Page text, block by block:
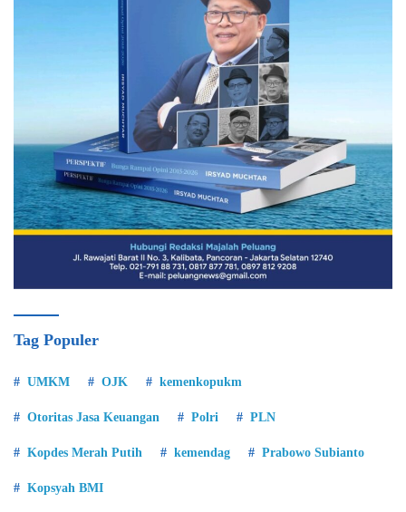
Tag Populer
UMKM OJK kemenkopukm
Otoritas Jasa Keuangan Polri PLN
Kopdes Merah Putih kemendag Prabowo Subianto
Kopsyah BMI